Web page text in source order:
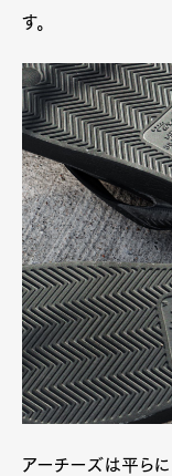
す。
アーチーズは平ら